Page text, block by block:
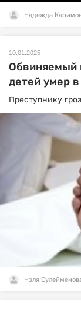
Надежда
10.01.2025
Обвиняемый
детей умер
Преступнику
Нэля